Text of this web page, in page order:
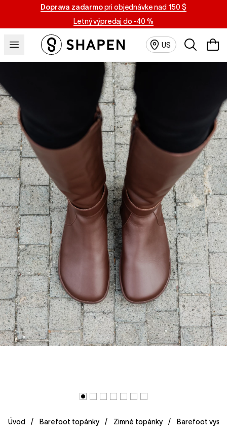
Doprava zadarmopri objednávke nad 150 $
Letný výpredaj do -40 %
US
Úvod Barefoot topánky Zimné topánky Barefoot